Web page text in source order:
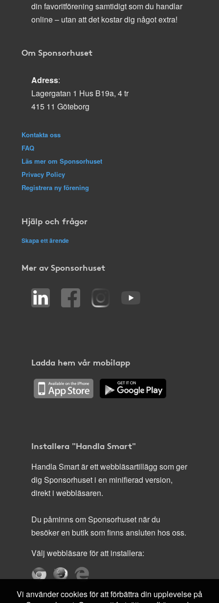
din favoritförening samtidigt som du handlar
online – utan att det kostar dig något extra!
Om Sponsorhuset
Adress:
Lagergatan 1 Hus B19a, 4 tr
415 11 Göteborg
Kontakta oss
FAQ
Läs mer om Sponsorhuset
Privacy Policy
Registrera ny förening
Hjälp och frågor
Skapa ett ärende
Mer av Sponsorhuset
Ladda hem vår mobilapp
Installera "Handla Smart"
Handla Smart är ett webbläsartillägg som ger
dig Sponsorhuset i en minifierad version,
direkt i webbläsaren.
Du påminns om Sponsorhuset när du
besöker en butik som finns ansluten hos oss.
Välj webbläsare för att installera:
Vi använder cookies för att förbättra din upplevelse på